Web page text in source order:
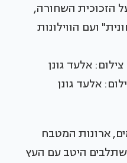
הזכוכית השחורה,
ועם הווילונות
אלעד גונן
ארונות המטבח
היטב עם העץ